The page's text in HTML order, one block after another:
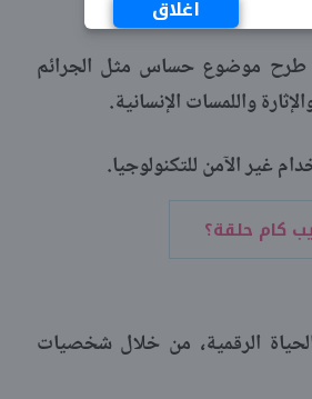
اغلاق
طرح موضوع حساس مثل الجرائم
واللمسات الإنسانية.
غير الآمن للتكنولوجيا.
كام حلقة؟
الرقمية، من خلال شخصيات